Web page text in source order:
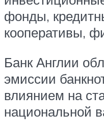
фонды,
кооперативы,
Банк Англии
эмиссии
влиянием на
национальной